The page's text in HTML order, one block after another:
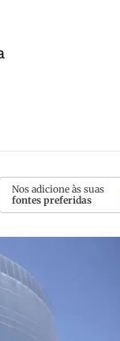
Nos adicione às suas
fontes preferidas